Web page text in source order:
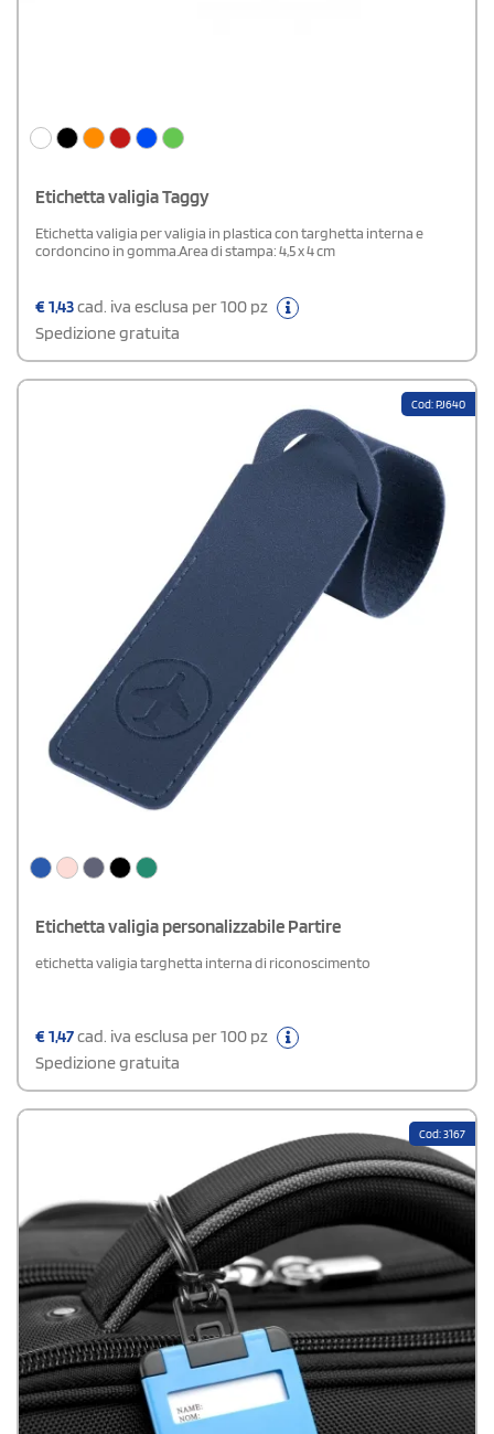
Etichetta valigia Taggy
Etichetta valigia per valigia in plastica con targhetta interna e
cordoncino in gomma.Area di stampa: 4,5 x 4 cm
€1,43cad. iva esclusa per 100 pz
Spedizione gratuita
Cod: PJ640
Etichetta valigia personalizzabile Partire
etichetta valigia targhetta interna di riconoscimento
€1,47cad. iva esclusa per 100 pz
Spedizione gratuita
Cod: 3167